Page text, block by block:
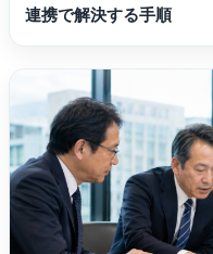
連携で解決する手順